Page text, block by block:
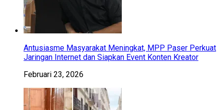
Antusiasme Masyarakat Meningkat, MPP Paser Perkuat
Jaringan Internet dan Siapkan Event Konten Kreator
Februari 23, 2026